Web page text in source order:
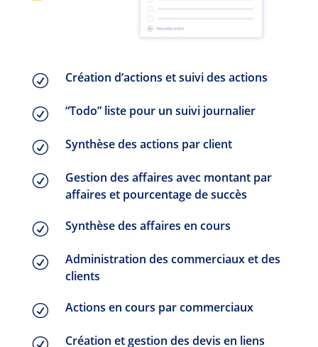
R Création d’actions et suivi des actions
R “Todo” liste pour un suivi journalier
R Synthèse des actions par client
R
Gestion des affaires avec montant par
affaires et pourcentage de succès
R Synthèse des affaires en cours
R
Administration des commerciaux et des
clients
R Actions en cours par commerciaux
R
Création et gestion des devis en liens